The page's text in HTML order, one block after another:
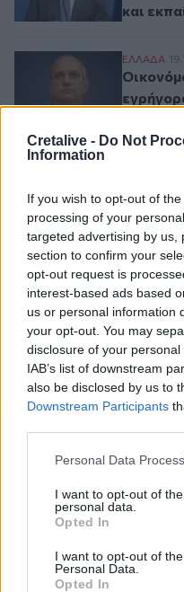
Cretalive - Do Not
Information
If you wish to opt-out of
processing of your
targeted advertising by us,
section to confirm your
opt-out request is
interest-based ads based
us or personal information
your opt-out. You may
disclosure of your
IAB’s list of downstream
also be disclosed by us to
Downstream Participants
Personal Data
I want to opt-out of
personal data.
Opted In
I want to opt-out of
Personal Data.
Opted In
και
ΕΛΛAΔΑ
Ροή ειδήσεων
Οι «δικαιότεροι φόροι…
Τσίπρα, τι ακριβώς
Παρέμβαση εισαγγελέα
προσγειώθηκε δίπλα σε